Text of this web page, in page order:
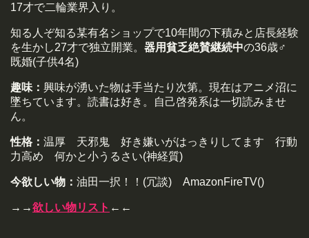
17才で二輪業界入り。
知る人ぞ知る某有名ショップで10年間の下積みと店長経験
を生かし27才で独立開業。 器用貧乏絶賛継続中の36歳♂
既婚(子供4名)
趣味： 興味が湧いた物は手当たり次第。現在はアニメ沼に
墜ちています。読書は好き。自己啓発系は一切読みませ
ん。
性格： 温厚 天邪鬼 好き嫌いがはっきりしてます 行動
力高め 何かと小うるさい(神経質)
今欲しい物： 油田一択！！(冗談) AmazonFireTV()
→→欲しい物リスト ←←